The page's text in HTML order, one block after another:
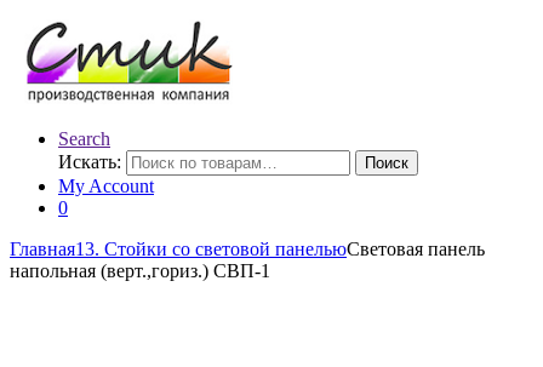
Search
Искать:
Поиск
My Account
0
Главная13. Стойки со световой панельюСветовая панель
напольная (верт.,гориз.) СВП-1